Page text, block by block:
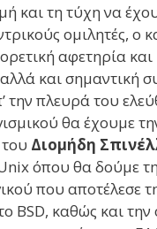
και τη τύχη να
ομιλητές, ο
αφετηρία και
αλλά και σημαντική
την πλευρά του
θα έχουμε
Διομήδη
όπου θα δούμε
που αποτέλεσε
BSD, καθώς και την